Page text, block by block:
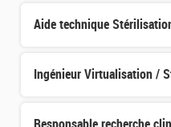
Aide technique
Ingénieur Virtualisation /